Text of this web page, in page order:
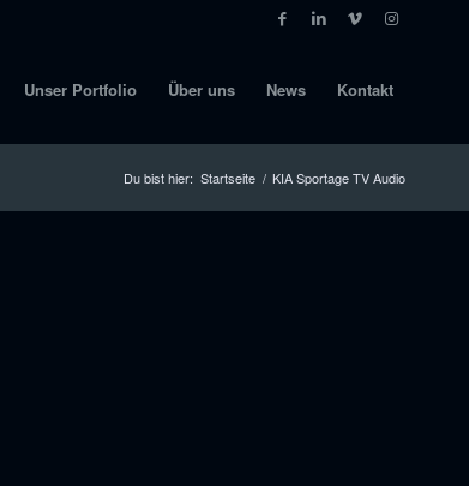
Unser Portfolio Über uns News Kontakt
Du bist hier: Startseite / KIA Sportage TV Audio